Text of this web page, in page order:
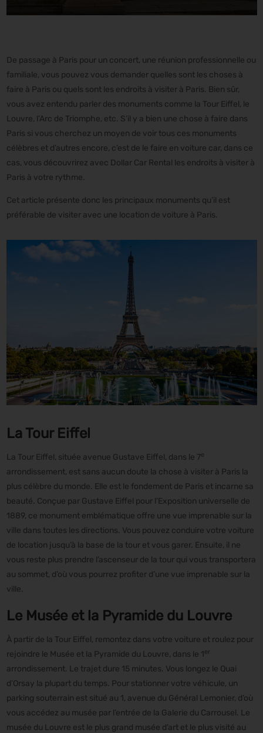
De passage à Paris pour un concert, une réunion professionnelle ou
familiale, vous pouvez vous demander quelles sont les choses à
faire à Paris ou quels sont les endroits à visiter à Paris. Bien sûr,
vous avez entendu parler des monuments comme la Tour Eiffel, le
Louvre, l’Arc de Triomphe, etc. S’il y a bien une chose à faire dans
Paris si vous cherchez un moyen de voir tous ces monuments
célèbres et d’autres encore, c’est de le faire en voiture car, dans ce
cas, vous découvrirez avec Dollar Car Rental les endroits à visiter à
Paris à votre rythme.
Cet article présente donc les principaux monuments qu’il est
préférable de visiter avec une location de voiture à Paris.
La Tour Eiffel
La Tour Eiffel, située avenue Gustave Eiffel, dans le 7e
arrondissement, est sans aucun doute la chose à visiter à Paris la
plus célèbre du monde. Elle est le fondement de Paris et incarne sa
beauté. Conçue par Gustave Eiffel pour l’Exposition universelle de
1889, ce monument emblématique offre une vue imprenable sur la
ville dans toutes les directions. Vous pouvez conduire votre voiture
de location jusqu’à la base de la tour et vous garer. Ensuite, il ne
vous reste plus prendre l’ascenseur de la tour qui vous transportera
au sommet, d’où vous pourrez profiter d’une vue imprenable sur la
ville.
Le Musée et la Pyramide du Louvre
À partir de la Tour Eiffel, remontez dans votre voiture et roulez pour
rejoindre le Musée et la Pyramide du Louvre, dans le 1er
arrondissement. Le trajet dure 15 minutes. Vous longez le Quai
d’Orsay la plupart du temps. Pour stationner votre véhicule, un
parking souterrain est situé au 1, avenue du Général Lemonier, d’où
vous accédez au musée par l’entrée de la Galerie du Carrousel. Le
musée du Louvre est le plus grand musée d’art et le plus visité au